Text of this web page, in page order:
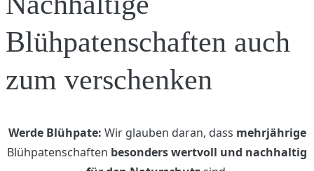
Blühpatenschaften auch
zum verschenken
Werde Blühpate: Wir glauben daran, dass mehrjährige
Blühpatenschaften besonders wertvoll und nachhaltig